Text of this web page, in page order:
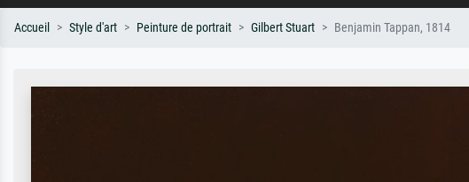
Accueil Style d'art Peinture de portrait Gilbert Stuart Benjamin Tappan, 1814